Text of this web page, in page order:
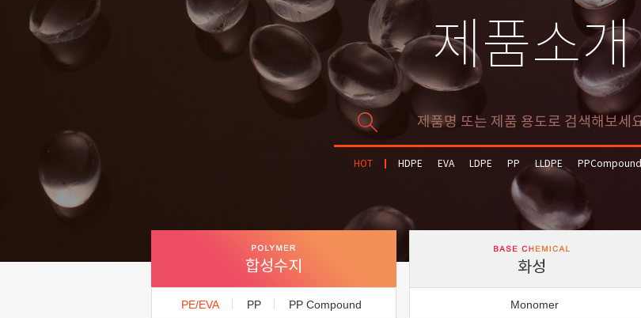
제품소개
HOT HDPE EVA LDPE PP LLDPE PPCompound
합성수지
PE/EVA PP PP Compound
화성
Monomer